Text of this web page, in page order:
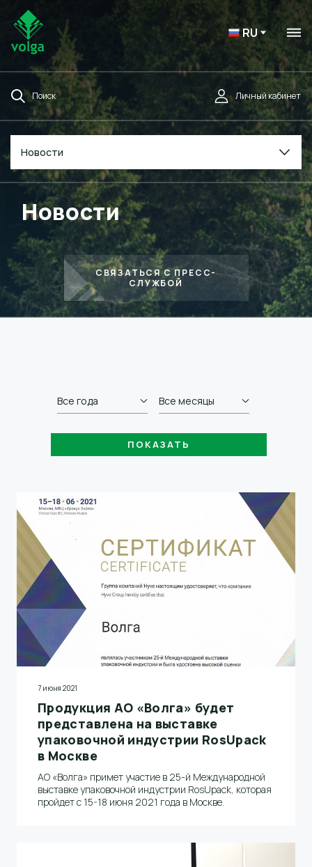
RU
Поиск Личный кабинет
Новости
Новости
СВЯЗАТЬСЯ С ПРЕСС-
СЛУЖБОЙ
Все года Все месяцы
7 июня 2021
Продукция АО «Волга» будет
представлена на выставке
упаковочной индустрии RosUpack
в Москве
АО «Волга» примет участие в 25-й Международной
выставке упаковочной индустрии RosUpack, которая
пройдет с 15-18 июня 2021 года в Москве.